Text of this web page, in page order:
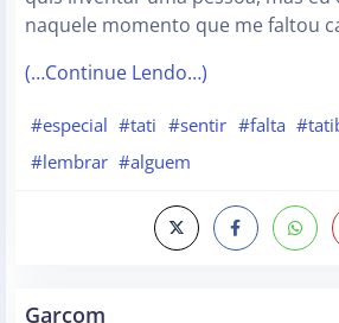
naquele momento que me faltou
(…Continue Lendo…)
#especial #tati #sentir #falta
#lembrar #alguem
Garçom